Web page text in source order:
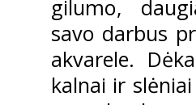
gilumo,
savo darbus
akvarele.
kalnai ir